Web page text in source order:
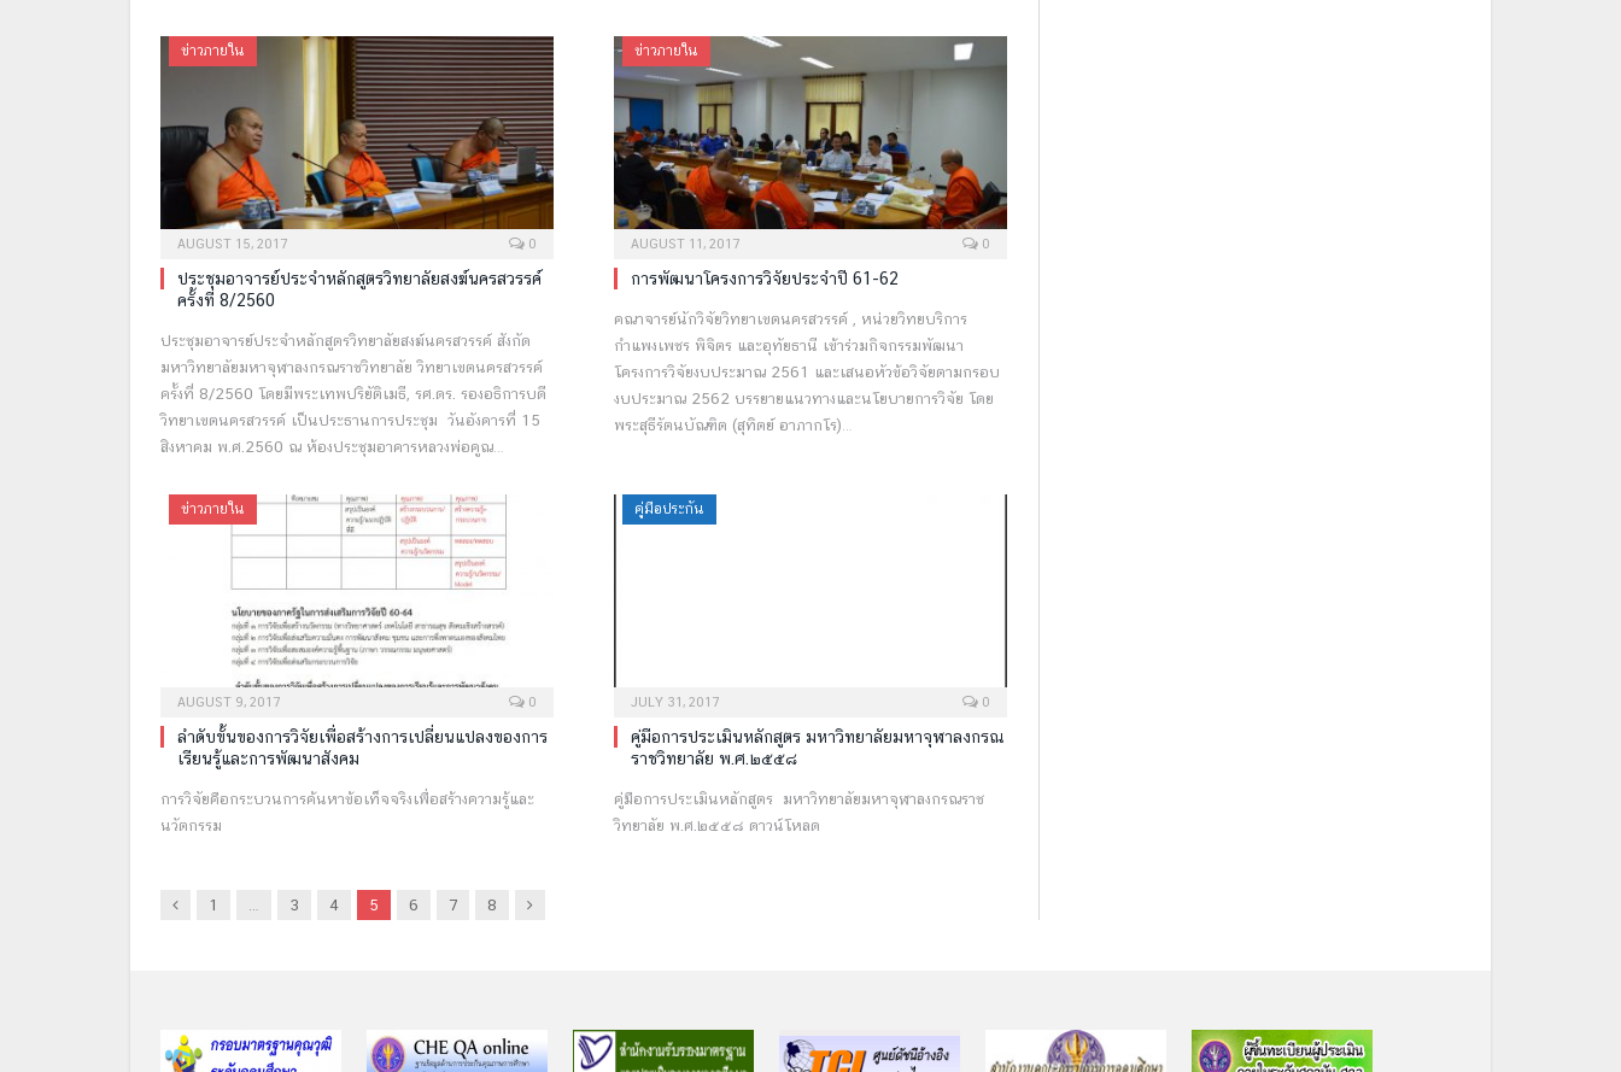
ข่าวภายใน
AUGUST 15, 2017 0
ประชุมอาจารย์ประจำหลักสูตรวิทยาลัยสงฆ์นครสวรรค์
ครั้งที่ 8/2560
ประชุมอาจารย์ประจำหลักสูตรวิทยาลัยสงฆ์นครสวรรค์ สังกัด
มหาวิทยาลัยมหาจุฬาลงกรณราชวิทยาลัย วิทยาเขตนครสวรรค์
ครั้งที่ 8/2560 โดยมีพระเทพปริยัติเมธี, รศ.ดร. รองอธิการบดี
วิทยาเขตนครสวรรค์ เป็นประธานการประชุม วันอังคารที่ 15
สิงหาคม พ.ศ.2560 ณ ห้องประชุมอาคารหลวงพ่อคูณ…
ข่าวภายใน
AUGUST 11, 2017 0
การพัฒนาโครงการวิจัยประจำปี 61-62
คณาจารย์นักวิจัยวิทยาเขตนครสวรรค์ , หน่วยวิทยบริการ
กำแพงเพชร พิจิตร และอุทัยธานี เข้าร่วมกิจกรรมพัฒนา
โครงการวิจัยงบประมาณ 2561 และเสนอหัวข้อวิจัยตามกรอบ
งบประมาณ 2562 บรรยายแนวทางและนโยบายการวิจัย โดย
พระสุธีรัตนบัณฑิต (สุทิตย์ อาภากโร)…
ข่าวภายใน
AUGUST 9, 2017 0
ลำดับขั้นของการวิจัยเพื่อสร้างการเปลี่ยนแปลงของการ
เรียนรู้และการพัฒนาสังคม
การวิจัยคือกระบวนการค้นหาข้อเท็จจริงเพื่อสร้างความรู้และ
นวัตกรรม
คู่มือประกัน
JULY 31, 2017 0
คู่มือการประเมินหลักสูตร มหาวิทยาลัยมหาจุฬาลงกรณ
ราชวิทยาลัย พ.ศ.๒๕๕๘
คู่มือการประเมินหลักสูตร มหาวิทยาลัยมหาจุฬาลงกรณราช
วิทยาลัย พ.ศ.๒๕๕๘ ดาวน์โหลด
Previous
1 3 4 5 6 7 8 Next